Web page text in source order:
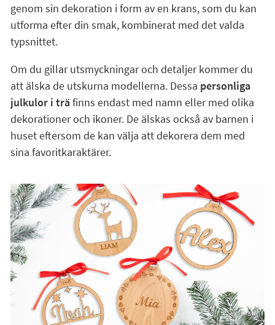
genom sin dekoration i form av en krans, som du kan
utforma efter din smak, kombinerat med det valda
typsnittet.
Om du gillar utsmyckningar och detaljer kommer du
att älska de utskurna modellerna. Dessa personliga
julkulor i träfinns endast med namn eller med olika
dekorationer och ikoner. De älskas också av barnen i
huset eftersom de kan välja att dekorera dem med
sina favoritkaraktärer.